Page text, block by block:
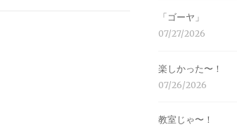
「ゴーヤ」
07/27/2026
楽しかった〜！
07/26/2026
教室じゃ〜！